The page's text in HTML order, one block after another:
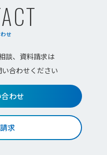
せ
談、資料請求は
合わせください
わせ
求